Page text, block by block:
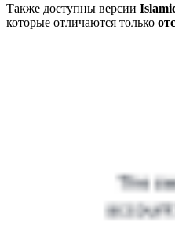
Также доступны версии
которые отличаются только